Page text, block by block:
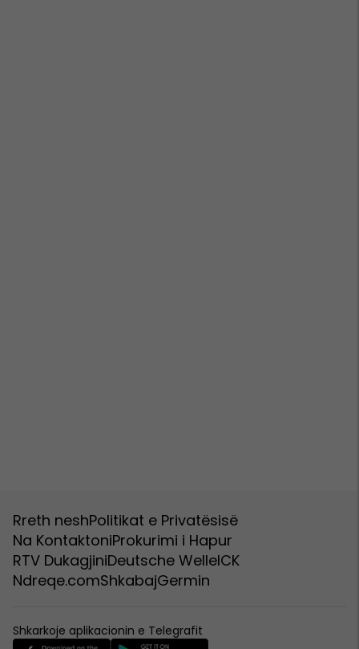
Rreth neshPolitikat e Privatësisë
Na KontaktoniProkurimi i Hapur
RTV DukagjiniDeutsche WelleICK
Ndreqe.comShkabajGermin
Shkarkoje aplikacionin e Telegrafit